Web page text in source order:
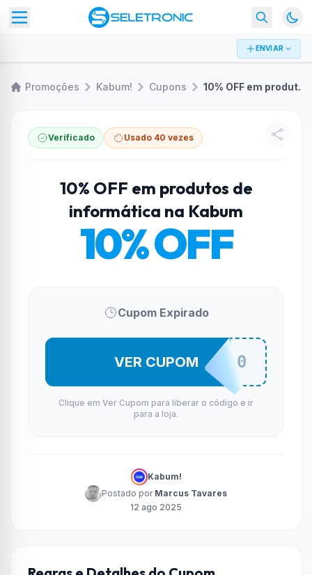
ENVIAR
Promoções Kabum! Cupons 10% OFF em produtos de informática na Kabum
Verificado Usado 40 vezes
10% OFF em produtos de
informática na Kabum
10% OFF
Cupom Expirado
INFORMATICA10
VER CUPOM
Clique em Ver Cupom para liberar o código e ir
para a loja.
Kabum!
Postado por Marcus Tavares
12 ago 2025